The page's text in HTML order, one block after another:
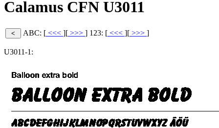
Calamus CFN U3011
ABC: [ <<< ][ >>> ] 123: [ <<< ][ >>> ]
U3011-1: